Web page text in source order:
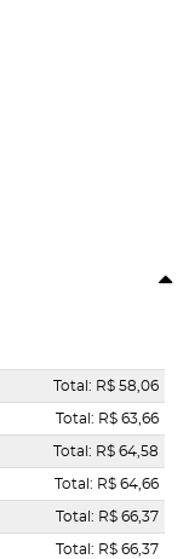
Total: R$ 58,06
Total: R$ 63,66
Total: R$ 64,58
Total: R$ 64,66
Total: R$ 66,37
Total: R$ 66,37